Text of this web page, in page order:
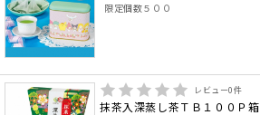
限定個数５００
レビュー0件
抹茶入深蒸し茶ＴＢ１００Ｐ箱